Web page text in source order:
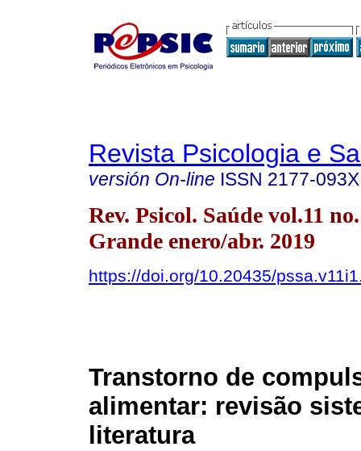
Revista Psicologia e
versión On-line ISSN 2177-093X
Rev. Psicol. Saúde vol.11
Grande enero/abr. 2019
https://doi.org/10.20435/
Transtorno de
alimentar: revisão
literatura